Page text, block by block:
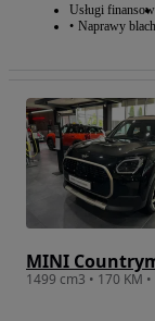
Usługi
Naprawy
MINI
1499 cm3 • 170 KM